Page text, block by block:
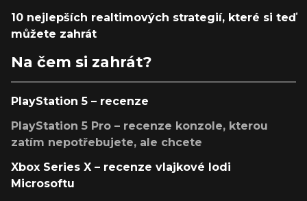
10 nejlepších realtimových strategií, které si teď
můžete zahrát
Na čem si zahrát?
PlayStation 5 – recenze
PlayStation 5 Pro – recenze konzole, kterou
zatím nepotřebujete, ale chcete
Xbox Series X – recenze vlajkové lodi
Microsoftu